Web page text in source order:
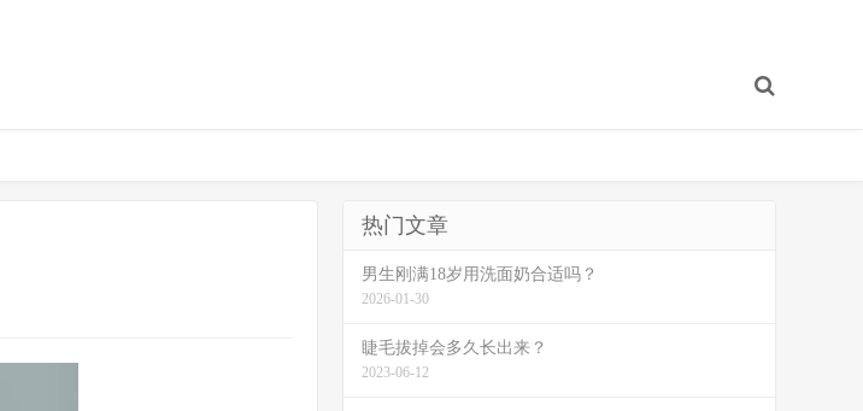
热门文章
男生刚满18岁用洗面奶合适吗？
2026-01-30
睫毛拔掉会多久长出来？
2023-06-12